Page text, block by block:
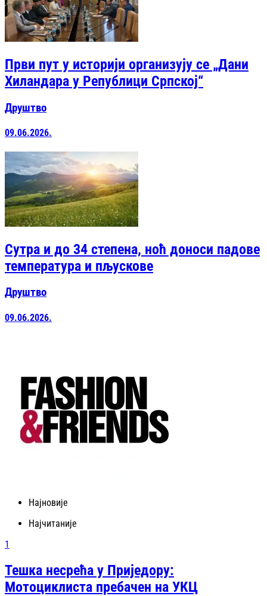
Први пут у историји организују се „Дани
Хиландара у Републици Српској“
Друштво
09.06.2026.
Сутра и до 34 степена, ноћ доноси падове
температура и пљускове
Друштво
09.06.2026.
Најновије
Најчитаније
1
Тешка несрећа у Приједору:
Мотоциклиста пребачен на УКЦ